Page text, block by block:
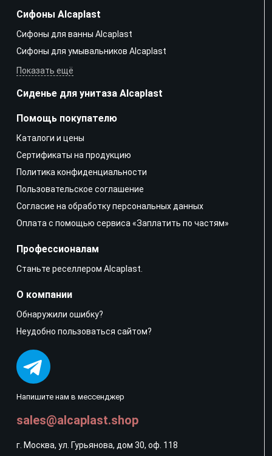
Сифоны Alcaplast
Сифоны для ванны Alcaplast
Сифоны для умывальников Alcaplast
Показать ещё
Сиденье для унитаза Alcaplast
Напишите нам в мессенджер
sales@alcaplast.shop
г. Москва, ул. Гурьянова, дом 30, оф. 118
Помощь покупателю
Каталоги и цены
Сертификаты на продукцию
Политика конфиденциальности
Пользовательское соглашение
Согласие на обработку персональных данных
Оплата с помощью сервиса «Заплатить по частям»
Профессионалам
Станьте реселлером Alcaplast.
О компании
Обнаружили ошибку?
Неудобно пользоваться сайтом?